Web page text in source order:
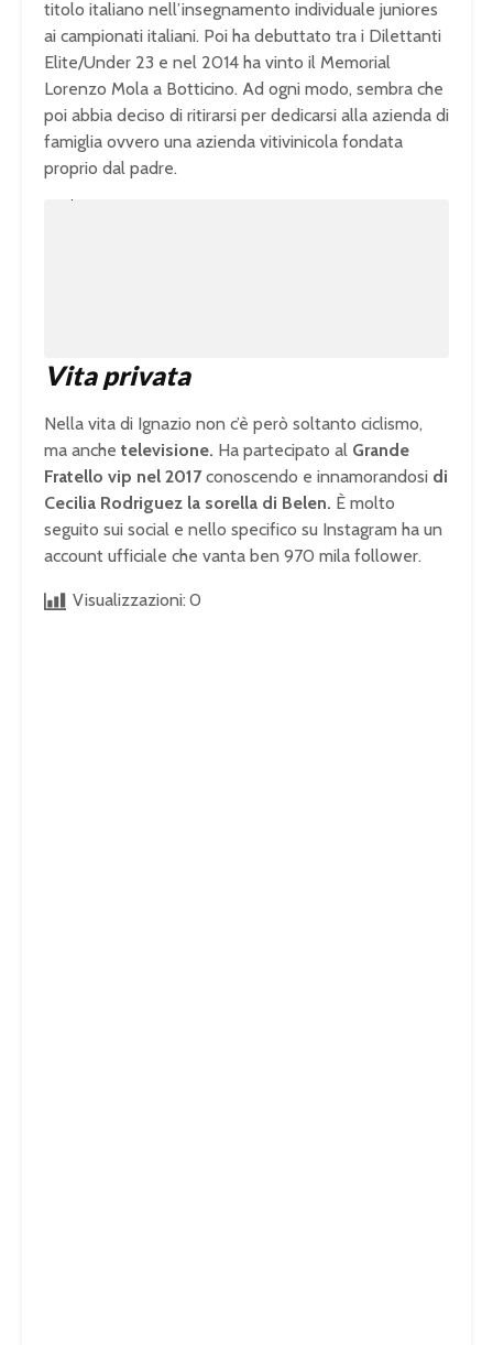
titolo italiano nell’insegnamento individuale juniores
ai campionati italiani. Poi ha debuttato tra i Dilettanti
Elite/Under 23 e nel 2014 ha vinto il Memorial
Lorenzo Mola a Botticino. Ad ogni modo, sembra che
poi abbia deciso di ritirarsi per dedicarsi alla azienda di
famiglia ovvero una azienda vitivinicola fondata
proprio dal padre.
Vita privata
Nella vita di Ignazio non c’è però soltanto ciclismo,
ma anche televisione. Ha partecipato al Grande
Fratello vip nel 2017conoscendo e innamorandosi di
Cecilia Rodriguez la sorella di Belen. È molto
seguito sui social e nello specifico su Instagram ha un
account ufficiale che vanta ben 970 mila follower.
Visualizzazioni: 0